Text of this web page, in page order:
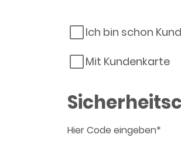
Ich bin schon
Mit Kundenkarte
Hier Code eingeben*